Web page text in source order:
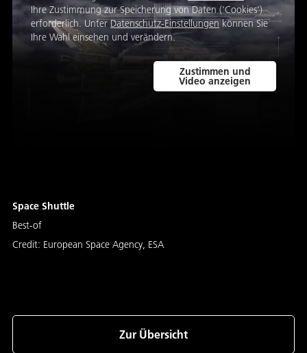
Ihre Zustimmung zur Speicherung von Daten ('Cookies')
erforderlich. UnterDatenschutz-Einstellungenkönnen Sie
Ihre Wahl einsehen und verändern.
Zustimmen und
Video anzeigen
Space Shuttle
Best-of
Credit: European Space Agency, ESA
Zur Übersicht